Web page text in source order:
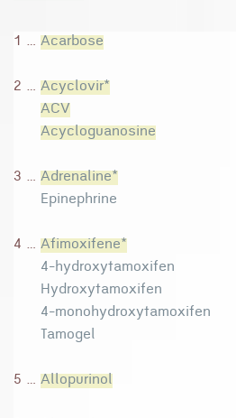
1 ... Acarbose
2 ... Acyclovir*
ACV
Acycloguanosine
3 ... Adrenaline*
Epinephrine
4 ... Afimoxifene*
4-hydroxytamoxifen
Hydroxytamoxifen
4-monohydroxytamoxifen
Tamogel
5 ... Allopurinol